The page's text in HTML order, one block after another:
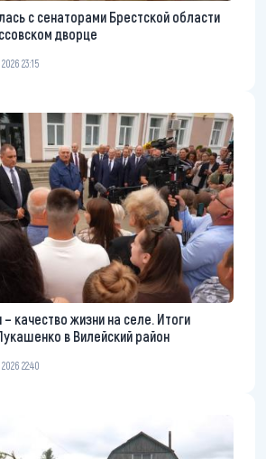
с сенаторами Брестской области
дворце
23:15
качество жизни на селе. Итоги
в Вилейский район
22:40